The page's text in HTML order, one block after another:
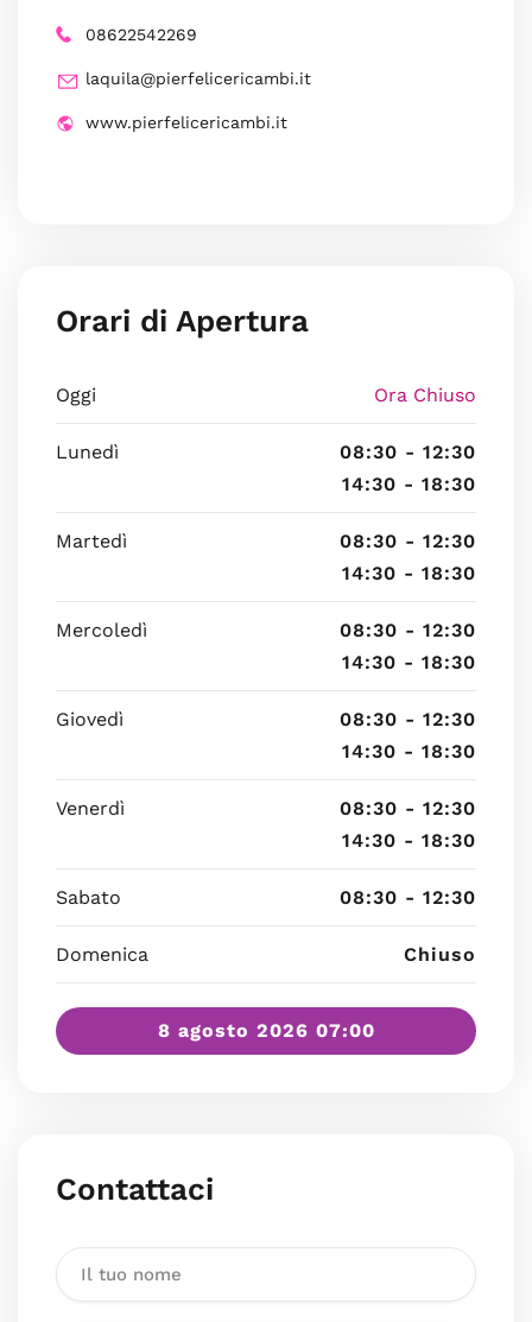
08622542269
laquila@pierfelicericambi.it
www.pierfelicericambi.it
Orari di Apertura
Oggi Ora Chiuso
Lunedì
08:30 - 12:30
14:30 - 18:30
Martedì
08:30 - 12:30
14:30 - 18:30
Mercoledì
08:30 - 12:30
14:30 - 18:30
Giovedì
08:30 - 12:30
14:30 - 18:30
Venerdì
08:30 - 12:30
14:30 - 18:30
Sabato 08:30 - 12:30
Domenica Chiuso
8 agosto 2026 07:00
Contattaci